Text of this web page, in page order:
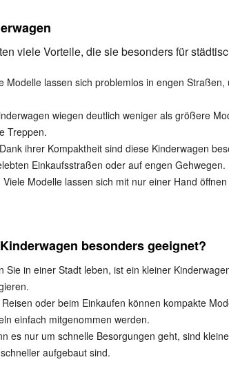
viele Vorteile, die sie besonders für
Modelle lassen sich problemlos in engen
wiegen deutlich weniger als größere
Treppen.
Dank ihrer Kompaktheit sind diese Kinderwagen
Einkaufsstraßen oder auf engen Gehwegen.
Viele Modelle lassen sich mit nur einer Hand
besonders geeignet?
Sie in einer Stadt leben, ist ein kleiner
oder beim Einkaufen können kompakte
einfach mitgenommen werden.
es nur um schnelle Besorgungen geht, sind
aufgebaut sind.